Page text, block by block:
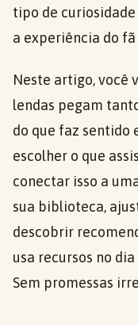
tipo de
a experiência do fã
Neste artigo, você
lendas pegam
do que faz sentido
escolher o que
conectar isso a
sua biblioteca,
descobrir
usa recursos no
Sem promessas